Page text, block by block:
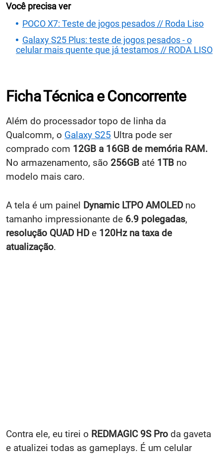
Você precisa ver
POCO X7: Teste de jogos pesados // Roda Liso
Galaxy S25 Plus: teste de jogos pesados - o
celular mais quente que já testamos // RODA LISO
Ficha Técnica e Concorrente
Além do processador topo de linha da
Qualcomm, o Galaxy S25 Ultra pode ser
comprado com 12GB a 16GB de memória RAM.
No armazenamento, são 256GB até 1TB no
modelo mais caro.
A tela é um painel Dynamic LTPO AMOLEDno
tamanho impressionante de 6.9 polegadas,
resolução QUAD HDe 120Hz na taxa de
atualização.
Contra ele, eu tirei o REDMAGIC 9S Pro da gaveta
e atualizei todas as gameplays. É um celular